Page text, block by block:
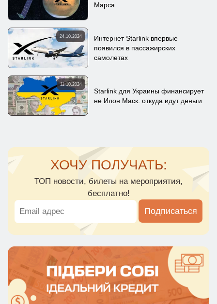
Марса
24.10.2024
Интернет Starlink впервые
появился в пассажирских
самолетах
11.10.2024
Starlink для Украины финансирует
не Илон Маск: откуда идут деньги
ХОЧУ ПОЛУЧАТЬ:
ТОП новости, билеты на мероприятия,
бесплатно!
Подписаться